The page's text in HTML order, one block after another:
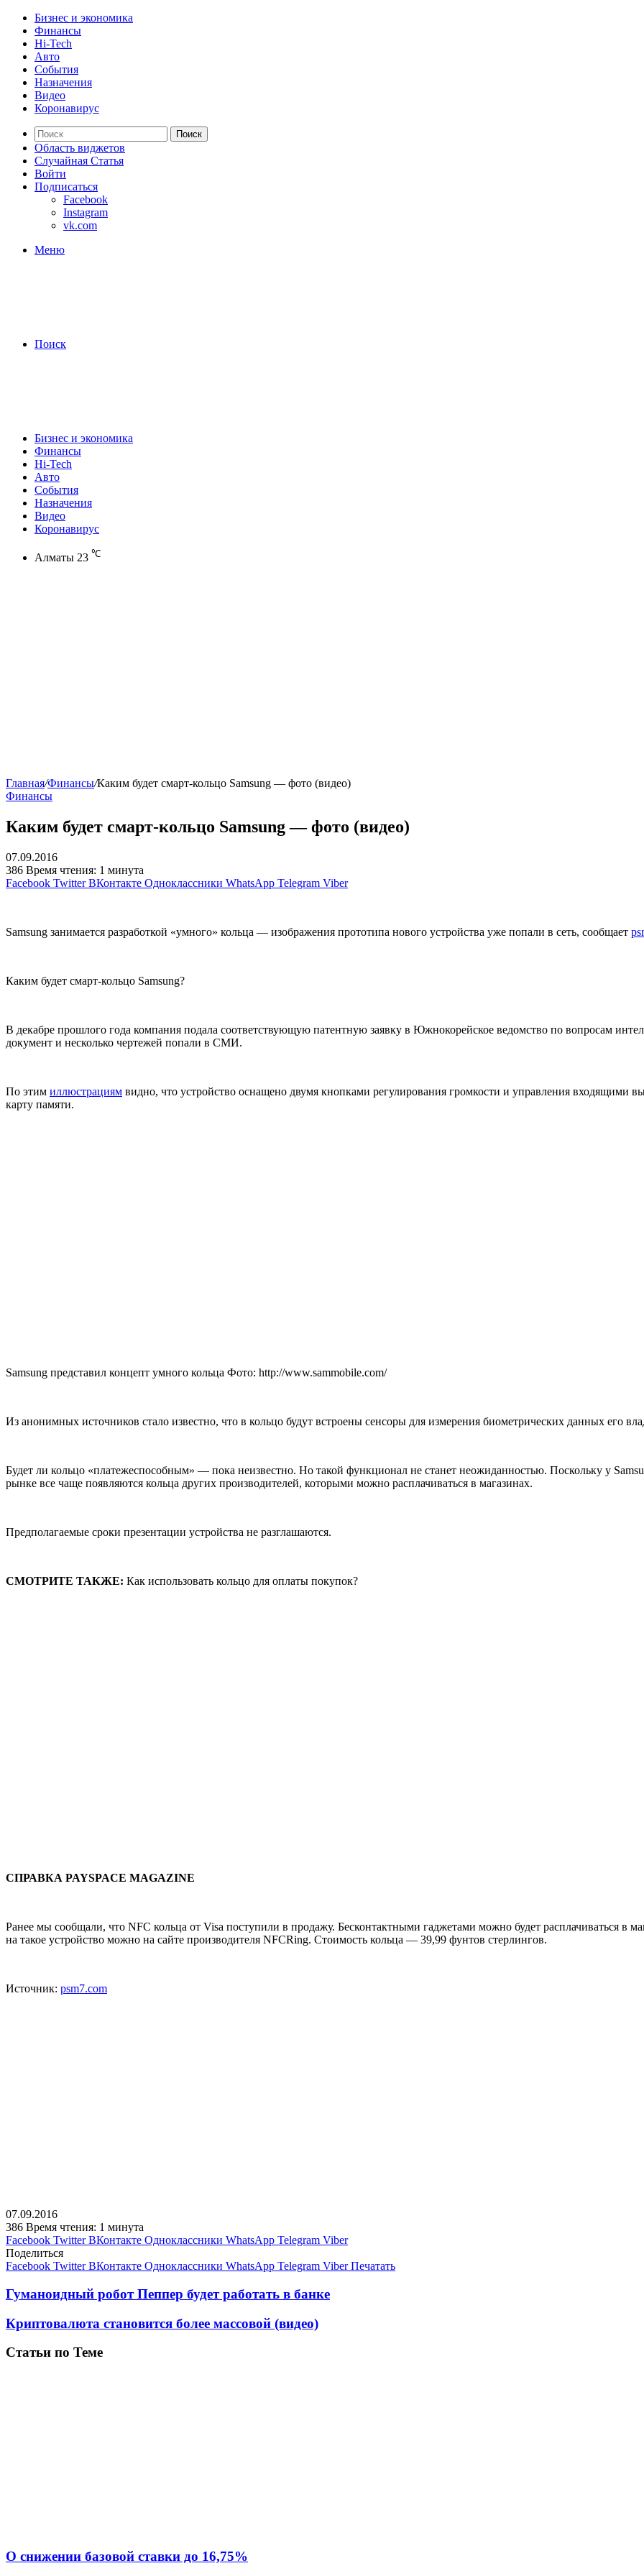
Бизнес и экономика
Финансы
Hi-Tech
Авто
События
Назначения
Видео
Коронавирус
Поиск
Область виджетов
Случайная Статья
Войти
Подписаться
Facebook
Instagram
vk.com
Меню
Поиск
Бизнес и экономика
Финансы
Hi-Tech
Авто
События
Назначения
Видео
Коронавирус
Алматы 23 ℃
Главная/Финансы/Каким будет смарт-кольцо Samsung — фото (видео)
Финансы
Каким будет смарт-кольцо Samsung — фото (видео)
07.09.2016
386 Время чтения: 1 минута
Facebook Twitter ВКонтакте Одноклассники WhatsApp Telegram Viber
Samsung занимается разработкой «умного» кольца — изображения прототипа нового устройства уже попали в сеть, сообщает
Каким будет смарт-кольцо Samsung?
В декабре прошлого года компания подала соответствующую патентную заявку в Южнокорейское ведомство по вопросам
документ и несколько чертежей попали в СМИ.
По этим иллюстрациям видно, что устройство оснащено двумя кнопками регулирования громкости и управления входящими
карту памяти.
Samsung представил концепт умного кольца Фото: http://www.sammobile.com/
Из анонимных источников стало известно, что в кольцо будут встроены сенсоры для измерения биометрических данных его
Будет ли кольцо «платежеспособным» — пока неизвестно. Но такой функционал не станет неожиданностью. Поскольку у
рынке все чаще появляются кольца других производителей, которыми можно расплачиваться в магазинах.
Предполагаемые сроки презентации устройства не разглашаются.
СМОТРИТЕ ТАКЖЕ: Как использовать кольцо для оплаты покупок?
СПРАВКА PAYSPACE MAGAZINE
Ранее мы сообщали, что NFC кольца от Visa поступили в продажу. Бесконтактными гаджетами можно будет расплачиваться в
на такое устройство можно на сайте производителя NFCRing. Стоимость кольца — 39,99 фунтов стерлингов.
Источник: psm7.com
07.09.2016
386 Время чтения: 1 минута
Facebook Twitter ВКонтакте Одноклассники WhatsApp Telegram Viber
Поделиться
Facebook Twitter ВКонтакте Одноклассники WhatsApp Telegram Viber Печатать
Гуманоидный робот Пеппер будет работать в банке
Криптовалюта становится более массовой (видео)
Статьи по Теме
О снижении базовой ставки до 16,75%